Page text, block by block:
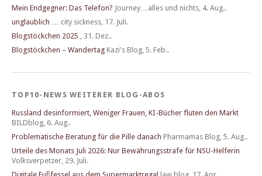
Mein Endgegner: Das Telefon? Journey…alles und nichts 4. Aug..
unglaublich …
city sickness 17. Juli.
Blogstöckchen 2025
31. Dez..
Blogstöckchen – Wandertag Kazi's Blog 5. Feb..
TOP10-NEWS WEITERER BLOG-ABOS
Russland desinformiert, Weniger Frauen, KI-Bücher fluten den Markt
BILDblog 6. Aug..
Problematische Beratung für die Pille danach Pharmamas Blog 5. Aug..
Urteile des Monats Juli 2026: Nur Bewährungsstrafe für NSU-Helferin
Volksverpetzer 29. Juli.